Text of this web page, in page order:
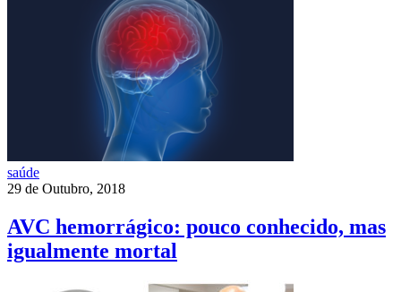
saúde
29 de Outubro, 2018
AVC hemorrágico: pouco conhecido, mas
igualmente mortal